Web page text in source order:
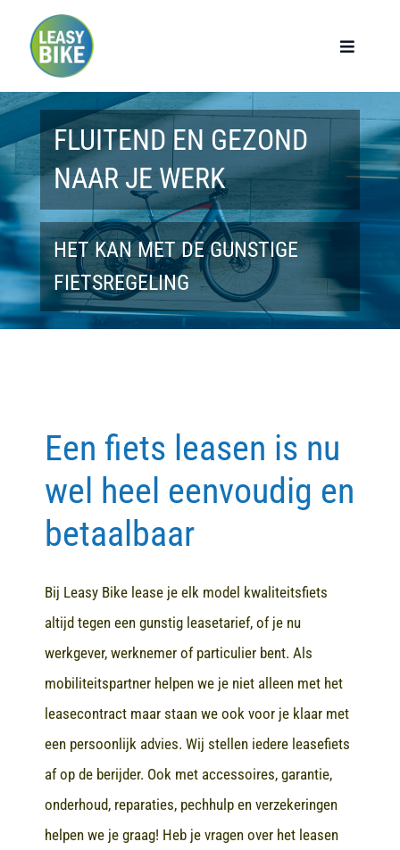
Toggle
Home
Werknemers
Werkgevers
Privé lease
Modellen
Contact
FLUITEND EN GEZOND
NAAR JE WERK
HET KAN MET DE GUNSTIGE
FIETSREGELING
Een fiets leasen is nu
wel heel eenvoudig en
betaalbaar
Bij Leasy Bike lease je elk model kwaliteitsfiets
altijd tegen een gunstig leasetarief, of je nu
werkgever, werknemer of particulier bent. Als
mobiliteitspartner helpen we je niet alleen met het
leasecontract maar staan we ook voor je klaar met
een persoonlijk advies. Wij stellen iedere leasefiets
af op de berijder. Ook met accessoires, garantie,
onderhoud, reparaties, pechhulp en verzekeringen
helpen we je graag! Heb je vragen over het leasen